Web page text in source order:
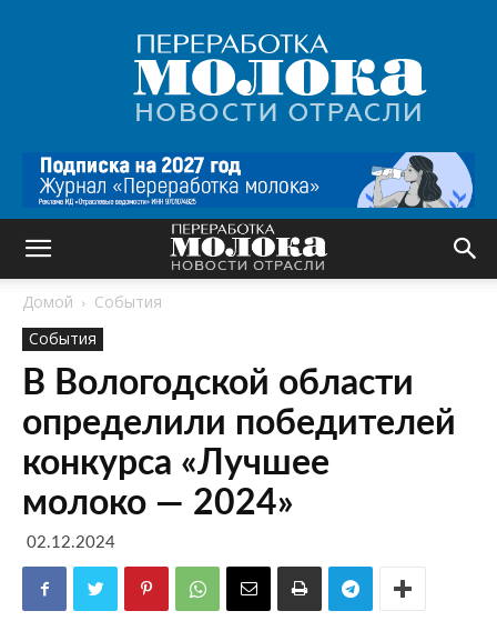
Переработка
молока
|
Новости
Домой
События
События
В Вологодской области
определили победителей
конкурса «Лучшее
молоко — 2024»
02.12.2024